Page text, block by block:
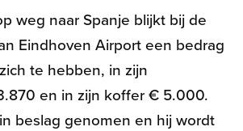
weg naar Spanje blijkt bij de
Eindhoven Airport een bedrag
te hebben, in zijn
en in zijn koffer € 5.000.
beslag genomen en hij wordt